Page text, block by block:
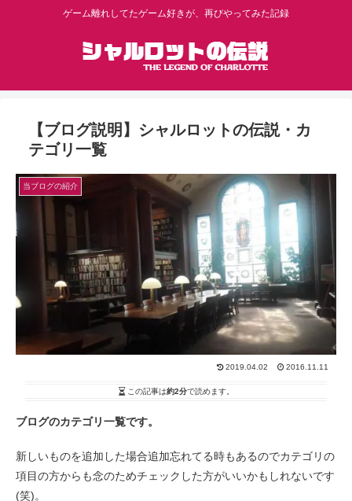
ゲーム離れしてたゲーム好きが、再びやってみた記録
【ブログ説明】シャルロットの伝説・カ
テゴリ一覧
当ブログの紹介
2019.04.02 2016.11.11
この記事は約2分で読めます。
ブログのカテゴリ一覧です。
新しいものを追加した場合追加忘れてる時もあるのでカテゴリの
項目の方からも念のためチェックした方がいいかもしれないです
(笑)。